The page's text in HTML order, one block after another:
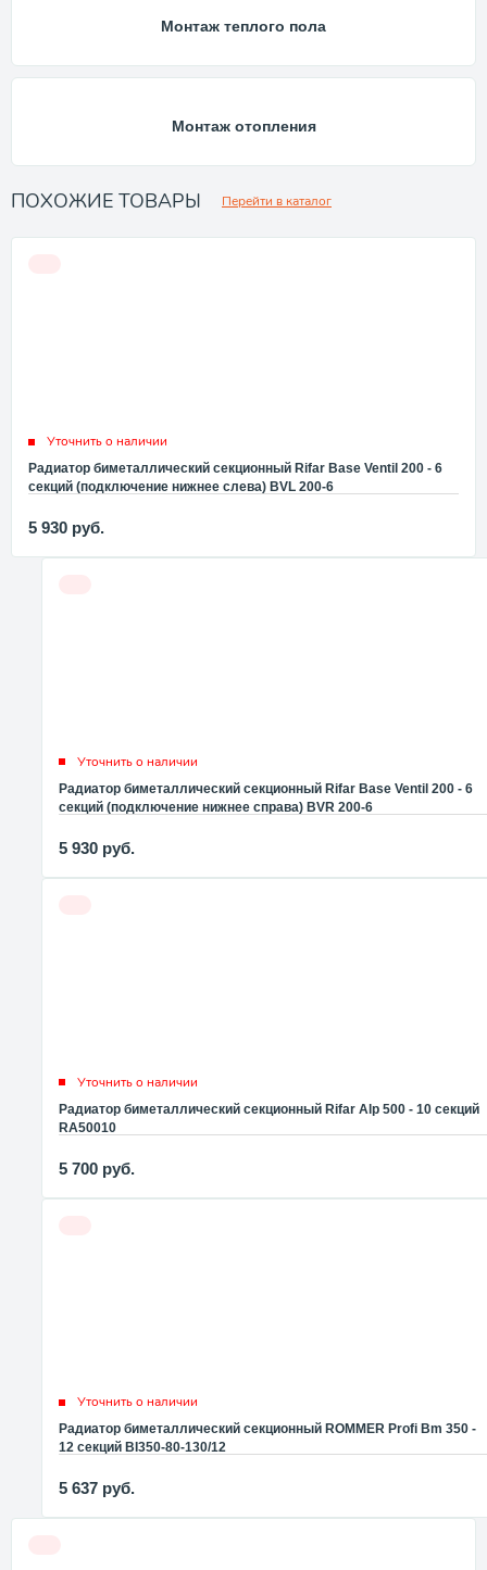
Монтаж теплого пола
Монтаж отопления
ПОХОЖИЕ ТОВАРЫ Перейти в каталог
Уточнить о наличии
Радиатор биметаллический секционный Rifar Base Ventil 200 - 6
секций (подключение нижнее слева) BVL 200-6
5 930 руб.
Уточнить о наличии
Радиатор биметаллический секционный Rifar Base Ventil 200 - 6
секций (подключение нижнее справа) BVR 200-6
5 930 руб.
Уточнить о наличии
Радиатор биметаллический секционный Rifar Alp 500 - 10 секций
RA50010
5 700 руб.
Уточнить о наличии
Радиатор биметаллический секционный ROMMER Profi Bm 350 -
12 секций BI350-80-130/12
5 637 руб.